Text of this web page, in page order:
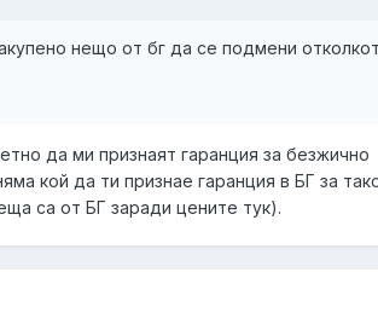
нещо от бг да се подмени
да ми признаят гаранция за безжично
кой да ти признае гаранция в БГ за
са от БГ заради цените тук).